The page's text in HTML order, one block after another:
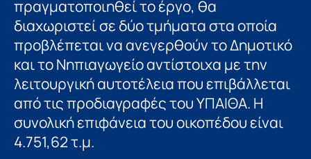
πραγματοποιηθεί το έργο, θα
διαχωριστεί σε δύο τμήματα στα οποία
προβλέπεται να ανεγερθούν το Δημοτικό
και το Νηπιαγωγείο αντίστοιχα με την
λειτουργική αυτοτέλεια που επιβάλλεται
από τις προδιαγραφές του ΥΠΑΙΘΑ. Η
συνολική επιφάνεια του οικοπέδου είναι
4.751,62 τ.μ.